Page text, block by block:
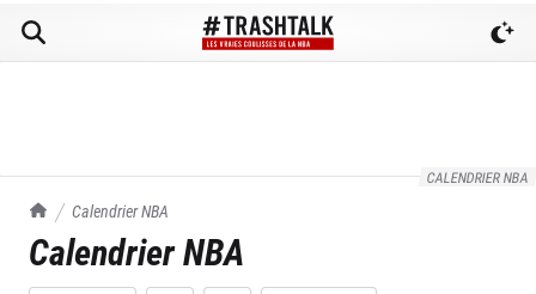
CALENDRIER NBA
TrashTalk Actu NBA
Calendrier NBA
Calendrier NBA